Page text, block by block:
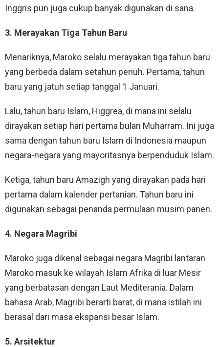
Inggris pun juga cukup banyak digunakan di sana.
3. Merayakan Tiga Tahun Baru
Menariknya, Maroko selalu merayakan tiga tahun baru
yang berbeda dalam setahun penuh. Pertama, tahun
baru yang jatuh setiap tanggal 1 Januari.
Lalu, tahun baru Islam, Higgrea, di mana ini selalu
dirayakan setiap hari pertama bulan Muharram. Ini juga
sama dengan tahun baru Islam di Indonesia maupun
negara-negara yang mayoritasnya berpenduduk Islam.
Ketiga, tahun baru Amazigh yang dirayakan pada hari
pertama dalam kalender pertanian. Tahun baru ini
digunakan sebagai penanda permulaan musim panen.
4. Negara Magribi
Maroko juga dikenal sebagai negara Magribi lantaran
Maroko masuk ke wilayah Islam Afrika di luar Mesir
yang berbatasan dengan Laut Mediterania. Dalam
bahasa Arab, Magribi berarti barat, di mana istilah ini
berasal dari masa ekspansi besar Islam.
5. Arsitektur